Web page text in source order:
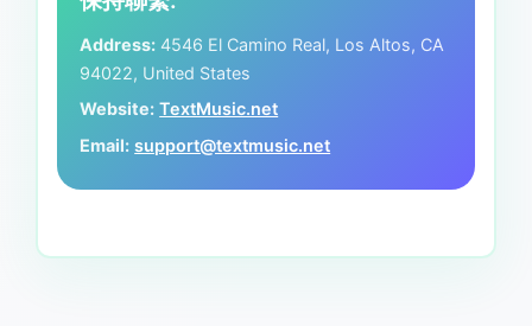
Address: 4546 El Camino Real, Los Altos, CA
94022, United States
Website: TextMusic.net
Email: support@textmusic.net